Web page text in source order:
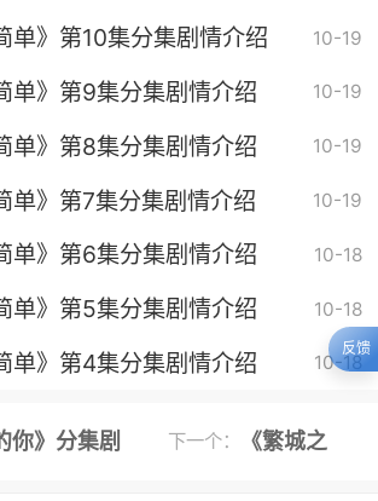
单》第10集分集剧情介绍 10-19
单》第9集分集剧情介绍 10-19
单》第8集分集剧情介绍 10-19
单》第7集分集剧情介绍 10-19
单》第6集分集剧情介绍 10-18
单》第5集分集剧情介绍 10-18
单》第4集分集剧情介绍 10-18
你》分集剧 下一个： 《繁城之
反馈